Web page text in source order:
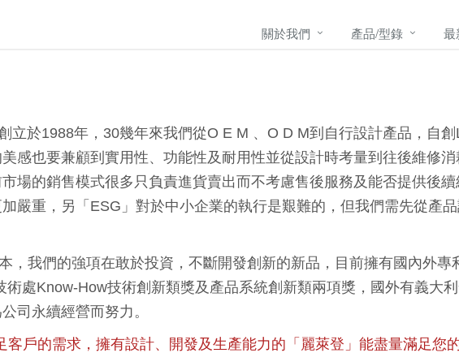
關於我們 產品/型錄 最
於1988年，30幾年來我們從O E M 、O D M到自行設計產品，自創
感也要兼顧到實用性、功能性及耐用性並從設計時考量到往後維修
場的銷售模式很多只負責進貨賣出而不考慮售後服務及能否提供後
嚴重，另「ESG」對於中小企業的執行是艱難的，但我們需先從產
我們的強項在敢於投資，不斷開發創新的新品，目前擁有國內外專
處Know-How技術創新類獎及產品系統創新類兩項獎，國外有義大
司永續經營而努力。
客戶的需求，擁有設計、開發及生產能力的「麗萊登」能盡量滿足您